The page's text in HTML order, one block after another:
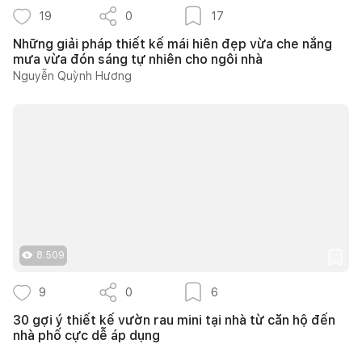
19 0 17
Những giải pháp thiết kế mái hiên đẹp vừa che nắng
mưa vừa đón sáng tự nhiên cho ngôi nhà
Nguyễn Quỳnh Hương
8.509
9 0 6
30 gợi ý thiết kế vườn rau mini tại nhà từ căn hộ đến
nhà phố cực dễ áp dụng